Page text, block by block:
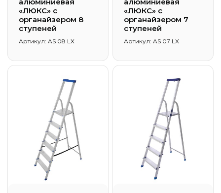
«ЛЮКС» с
органайзером 8
ступеней
Артикул: AS 08 LX
«ЛЮКС» с
органайзером 7
ступеней
Артикул: AS 07 LX